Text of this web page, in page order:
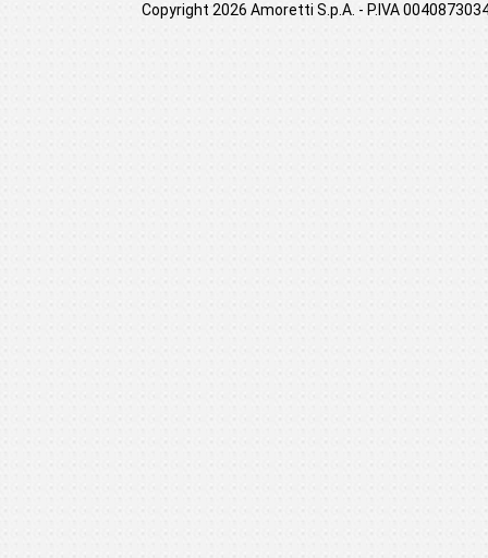
Copyright 2026 Amoretti S.p.A. - P.IVA